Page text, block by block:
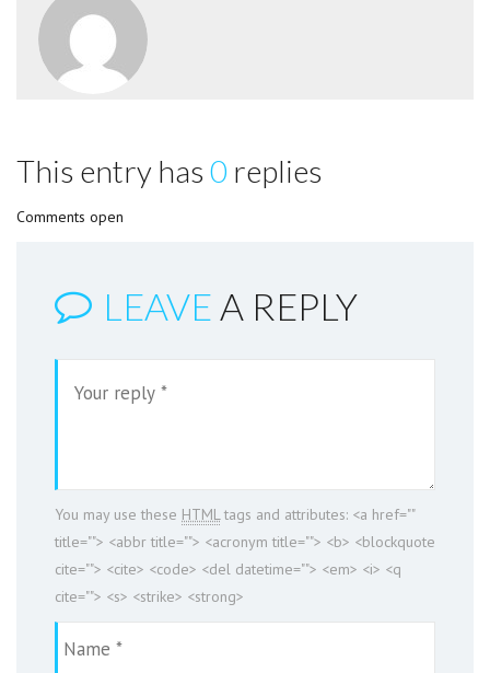
This entry has 0 replies
Comments open
LEAVE A REPLY
You may use these HTMLtags and attributes: <a href=""
title=""> <abbr title=""> <acronym title=""> <b> <blockquote
cite=""> <cite> <code> <del datetime=""> <em> <i> <q
cite=""> <s> <strike> <strong>